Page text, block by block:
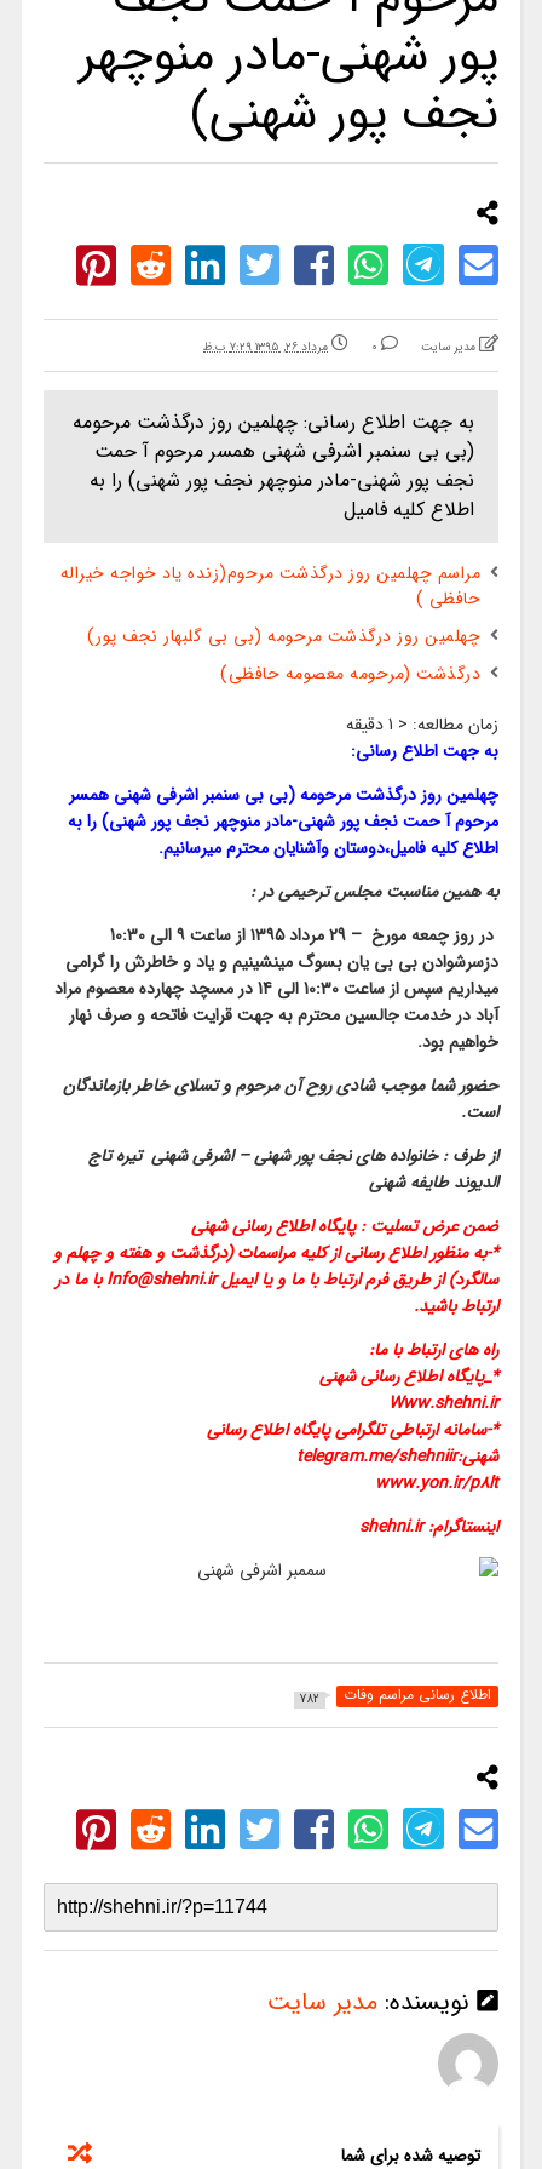
پور شهنی-مادر منوچهر
نجف پور شهنی)
مدیر سایت 0 مرداد ۲۶, ۱۳۹۵ ۷:۲۹ ب.ظ
به جهت اطلاع رسانی: چهلمین روز درگذشت مرحومه
(بی بی سنمبر اشرفی شهنی همسر مرحوم آ حمت
نجف پور شهنی-مادر منوچهر نجف پور شهنی) را به
اطلاع کلیه فامیل
مراسم چهلمین روز درگذشت مرحوم(زنده یاد خواجه خیراله
حافظی )
چهلمین روز درگذشت مرحومه (بی بی گلبهار نجف پور)
درگذشت (مرحومه معصومه حافظی)
زمان مطالعه: < 1 دقیقه
به جهت اطلاع رسانی:
چهلمین روز درگذشت مرحومه (بی بی سنمبر اشرفی شهنی همسر
مرحوم آ حمت نجف پور شهنی-مادر منوچهر نجف پور شهنی) را به
اطلاع کلیه فامیل،دوستان وآشنایان محترم میرسانیم.
به همین مناسبت مجلس ترحیمی در :
در روز چمعه مورخ – 29 مرداد ۱۳۹۵ از ساعت ۹ الی 10:30
دزسرشوادن بی بی یان بسوگ مینشینیم و یاد و خاطرش را گرامی
میداریم سپس از ساعت 10:30 الی 14 در مسچد چهارده معصوم مراد
آباد در خدمت جالسین محترم به جهت قرایت فاتحه و صرف نهار
خواهیم بود.
حضور شما موجب شادی روح آن مرحوم و تسلای خاطر بازماندگان
است.
از طرف : خانواده های نجف پور شهنی – اشرفی شهنی تیره تاج
الدیوند طایفه شهنی
ضمن عرض تسلیت : پایگاه اطلاع رسانی شهنی
*-به منظور اطلاع رسانی از کلیه مراسمات (درگذشت و هفته و چهلم و
سالگرد) از طریق فرم ارتباط با ما و یا ایمیل Info@shehni.ir با ما در
ارتباط باشید.
راه های ارتباط با ما:
*_پایگاه اطلاع رسانی شهنی
Www.shehni.ir
*-سامانه ارتباطی تلگرامی پایگاه اطلاع رسانی
شهنی:telegram.me/shehniir
www.yon.ir/p8lt
اینستاگرام: shehni.ir
اطلاع رسانی مراسم وفات 782
نویسنده: مدیر سایت
توصیه شده برای شما